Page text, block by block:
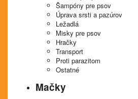
Šampóny pre psov
Úprava srsti a pazúrov
Ležadlá
Misky pre psov
Hračky
Transport
Proti parazitom
Ostatné
Mačky